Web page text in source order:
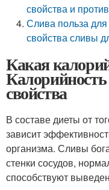
свойства и
Слива польза
свойства сливы
Какая
свойства
В составе диеты от
зависит
организма. Сливы
стенки сосудов,
способствуют